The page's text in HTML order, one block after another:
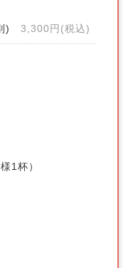
) 3,300円(税込)
1杯）